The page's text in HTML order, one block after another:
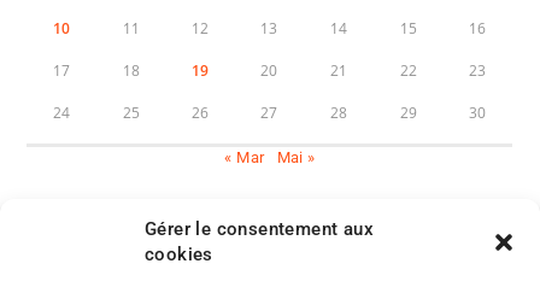
Gérer le consentement aux
cookies
10 11 12 13 14 15 16
17 18 19 20 21 22 23
24 25 26 27 28 29 30
« Mar Mai »